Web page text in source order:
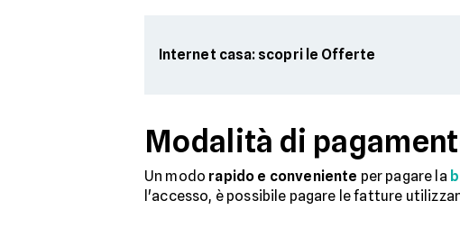
Internet casa: scopri le Offerte
Modalità di
Un modo rapido e conveniente per pagare la
l'accesso, è possibile pagare le fatture